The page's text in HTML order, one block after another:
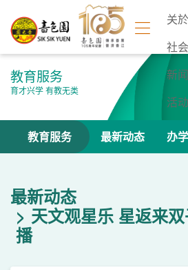
关
社
新
活
联
教育服务
育才兴学 有教无类
教育服务 最新动态 办
最新动态
天文观星乐 星返来
播